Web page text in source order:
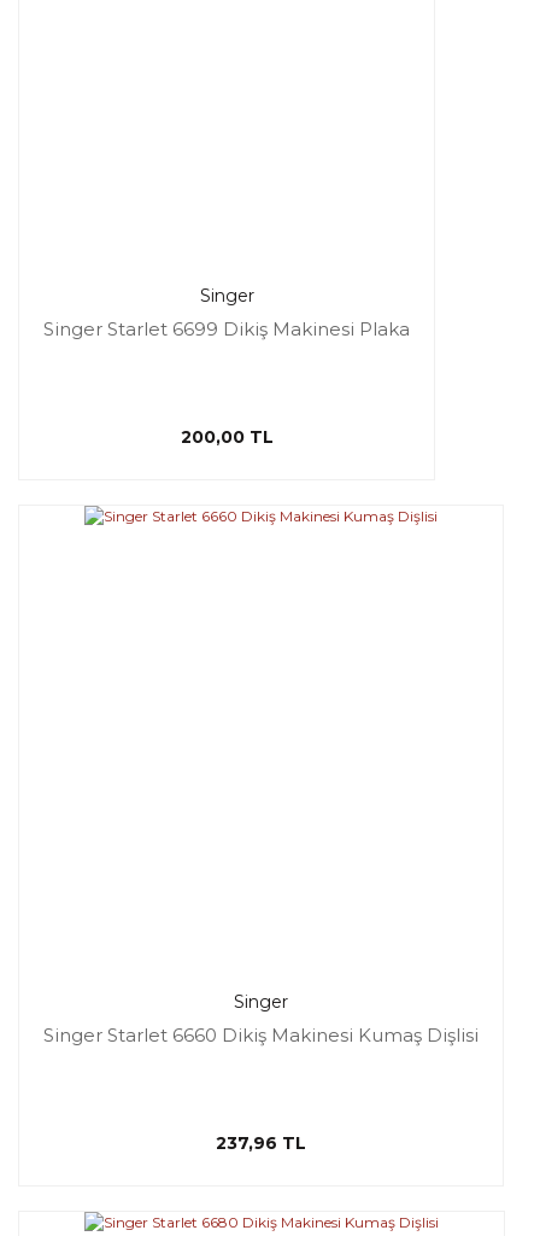
Singer
Singer Starlet 6699 Dikiş Makinesi Plaka
200,00 TL
Singer
Singer Starlet 6660 Dikiş Makinesi Kumaş Dişlisi
237,96 TL